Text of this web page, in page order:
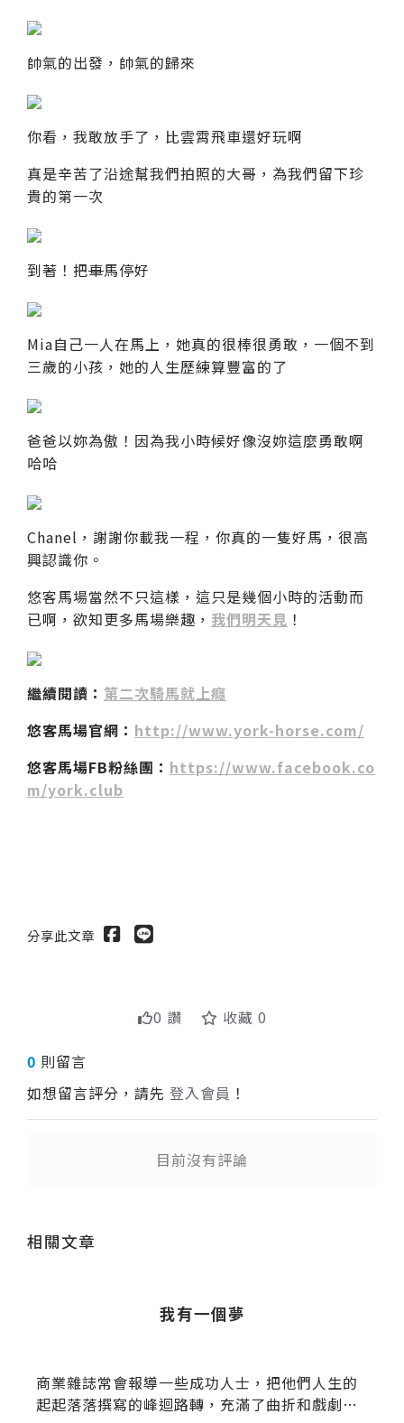
帥氣的出發，帥氣的歸來
你看，我敢放手了，比雲霄飛車還好玩啊
真是辛苦了沿途幫我們拍照的大哥，為我們留下珍
貴的第一次
到著！把車馬停好
Mia自己一人在馬上，她真的很棒很勇敢，一個不到
三歲的小孩，她的人生歷練算豐富的了
爸爸以妳為傲！因為我小時候好像沒妳這麼勇敢啊
哈哈
Chanel，謝謝你載我一程，你真的一隻好馬，很高
興認識你。
悠客馬場當然不只這樣，這只是幾個小時的活動而
已啊，欲知更多馬場樂趣， 我們明天見 ！
繼續閱讀： 第二次騎馬就上癮
悠客馬場官網： http://www.york-horse.com/
悠客馬場FB粉絲團： https://www.facebook.co
m/york.club
分享此文章
0 讚 收藏 0
0 則留言
如想留言評分，請先 登入會員 ！
目前沒有評論
相關文章
我有一個夢
商業雜誌常會報導一些成功人士，把他們人生的
起起落落撰寫的峰迴路轉，充滿了曲折和戲劇